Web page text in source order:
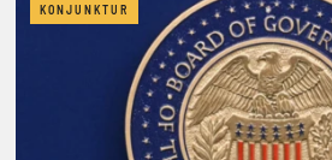
KONJUNKTUR